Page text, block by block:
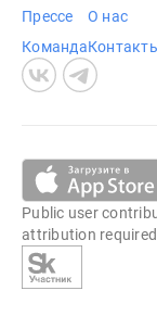
Прессе
Команда
О нас
Public user
attribution required